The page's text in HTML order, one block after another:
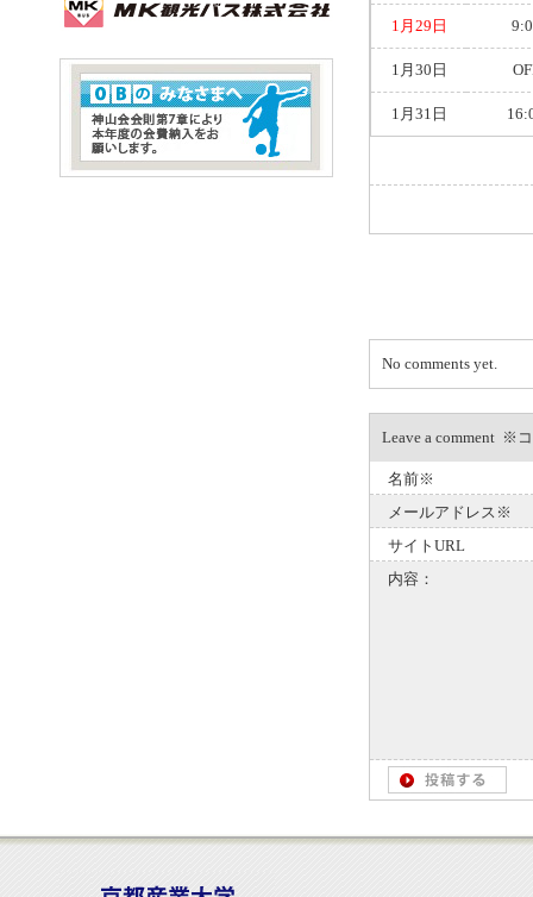
1月29日
1月30日
1月31日
No comments yet.
Leave a comment ※
名前※
メールアドレス※
サイトURL
内容：